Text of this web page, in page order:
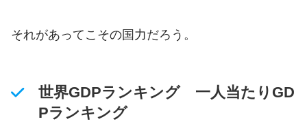
それがあってこその国力だろう。
世界GDPランキング 一人当たりGD
Pランキング